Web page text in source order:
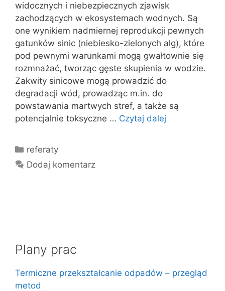
widocznych i niebezpiecznych zjawisk
zachodzących w ekosystemach wodnych. Są
one wynikiem nadmiernej reprodukcji pewnych
gatunków sinic (niebiesko-zielonych alg), które
pod pewnymi warunkami mogą gwałtownie się
rozmnażać, tworząc gęste skupienia w wodzie.
Zakwity sinicowe mogą prowadzić do
degradacji wód, prowadząc m.in. do
powstawania martwych stref, a także są
potencjalnie toksyczne … Czytaj dalej
Kategorie
referaty
Dodaj komentarz
Plany prac
Termiczne przekształcanie odpadów – przegląd
metod